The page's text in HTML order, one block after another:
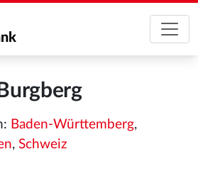
Burgberg
Baden-Württemberg,
, Schweiz